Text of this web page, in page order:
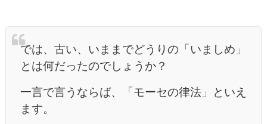
では、古い、いままでどうりの「いましめ」
とは何だったのでしょうか？
一言で言うならば、「モーセの律法」といえ
ます。